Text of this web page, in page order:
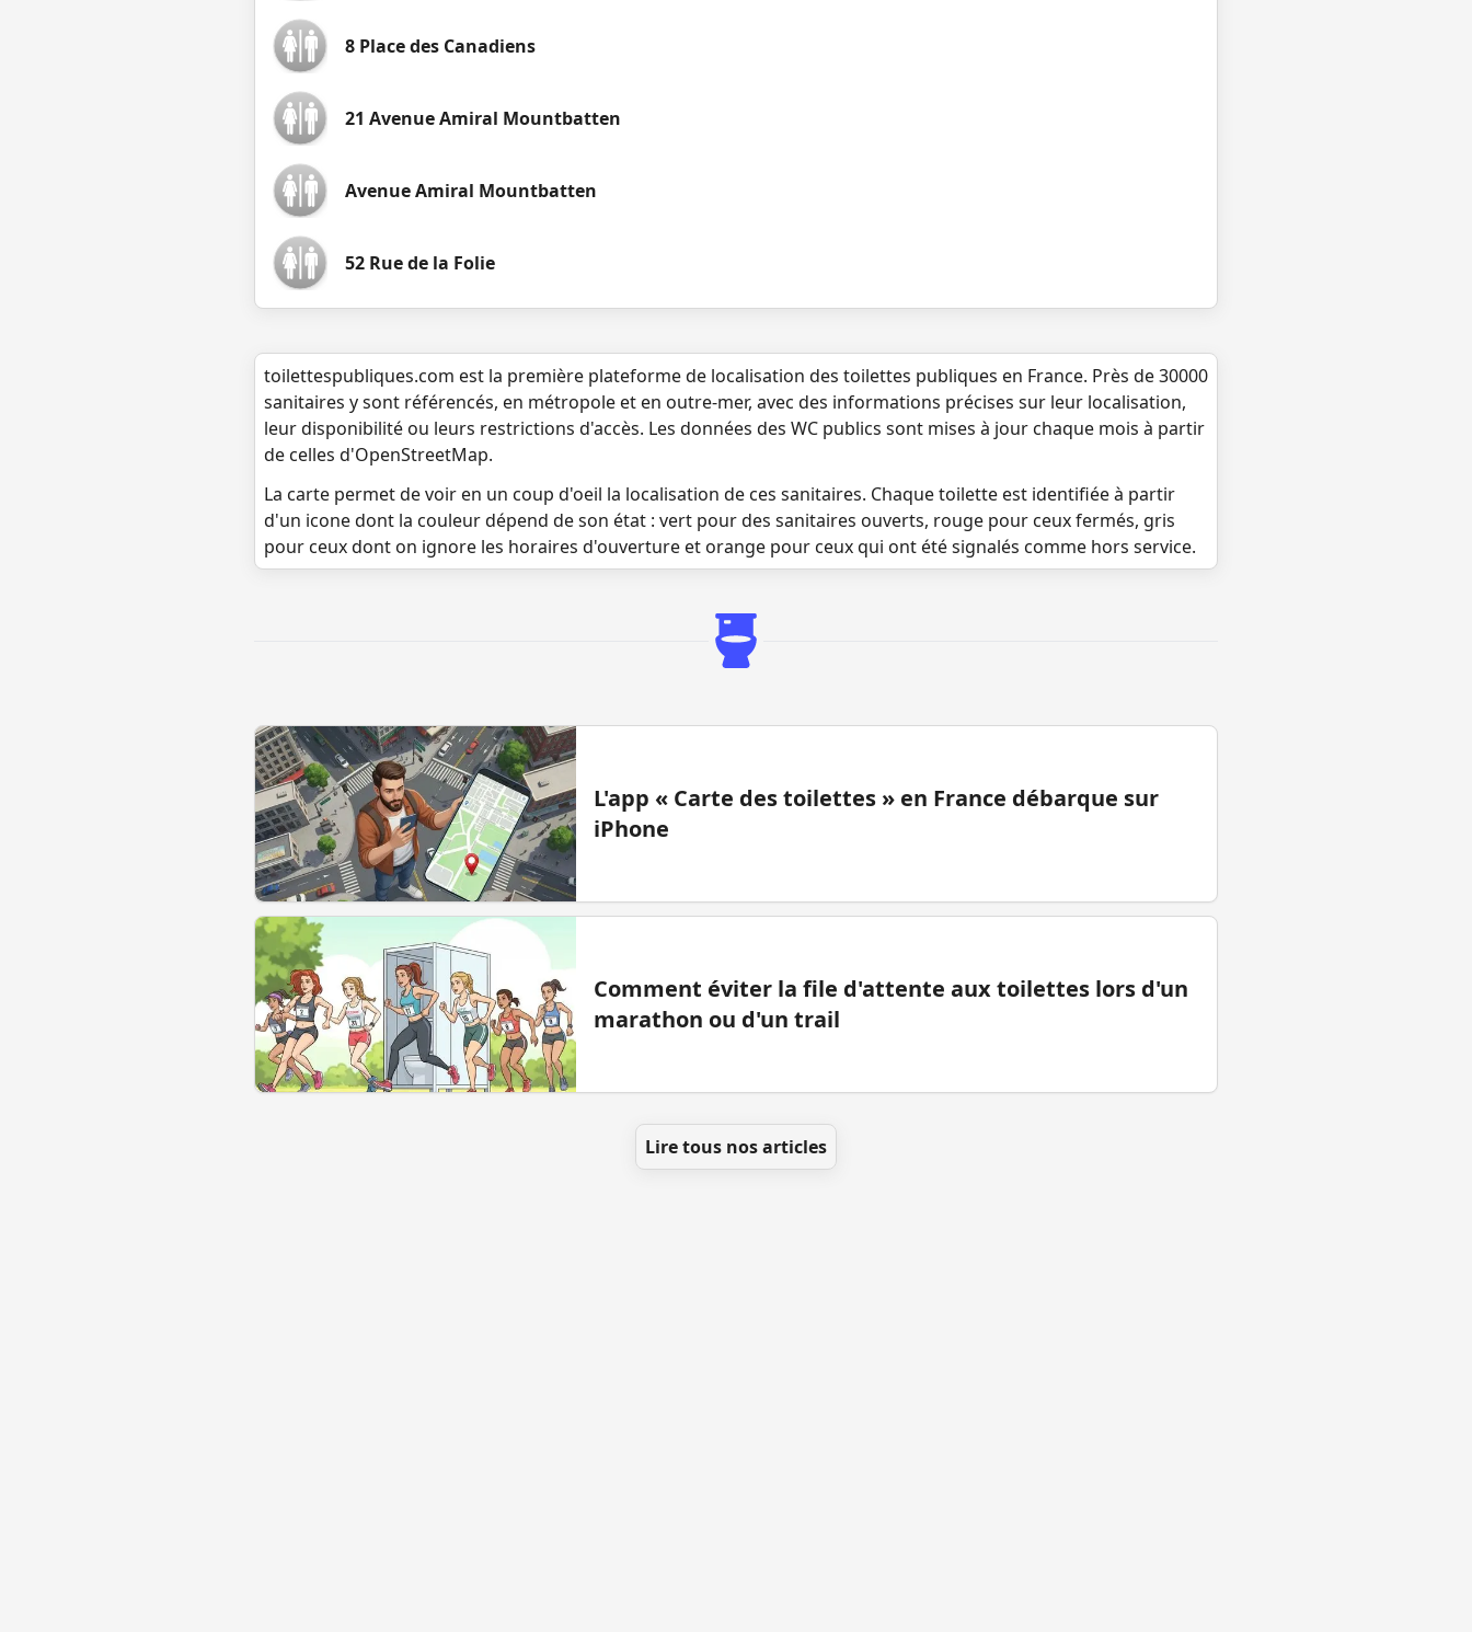
8 Place des Canadiens
21 Avenue Amiral Mountbatten
Avenue Amiral Mountbatten
52 Rue de la Folie
toilettespubliques.com est la première plateforme de localisation des toilettes publiques en France. Près de 30000
sanitaires y sont référencés, en métropole et en outre-mer, avec des informations précises sur leur localisation,
leur disponibilité ou leurs restrictions d'accès. Les données des WC publics sont mises à jour chaque mois à partir
de celles d'OpenStreetMap.
La carte permet de voir en un coup d'oeil la localisation de ces sanitaires. Chaque toilette est identifiée à partir
d'un icone dont la couleur dépend de son état : vert pour des sanitaires ouverts, rouge pour ceux fermés, gris
pour ceux dont on ignore les horaires d'ouverture et orange pour ceux qui ont été signalés comme hors service.
L'app « Carte des toilettes » en France débarque sur
iPhone
Comment éviter la file d'attente aux toilettes lors d'un
marathon ou d'un trail
Lire tous nos articles